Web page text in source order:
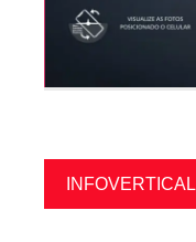
INFOVERTICAL